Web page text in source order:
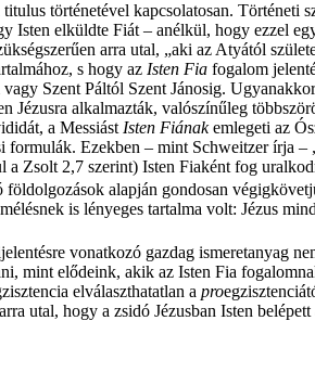
történetével kapcsolatosan.
Isten elküldte Fiát – anélkül, hogy ezzel
arra utal, „aki az Atyától
s hogy az Isten Fia fogalom
Szent Páltól Szent Jánosig.
Jézusra alkalmazták, valószínűleg
a Messiást Isten Fiánakemlegeti az
formulák. Ezekben – mint Schweitzer írja
a Zsolt 2,7 szerint) Isten Fiaként fog
alapján gondosan
is lényeges tartalma volt: Jézus
vonatkozó gazdag ismeretanyag
mint elődeink, akik az Isten Fia
elválaszthatatlan apro
utal, hogy a zsidó Jézusban Isten belépett